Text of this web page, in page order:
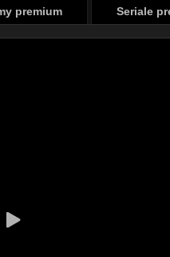
premium Seriale